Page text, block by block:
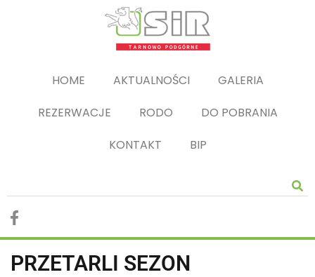
HOME AKTUALNOŚCI
GALERIA
REZERWACJE
RODO
DO POBRANIA
KONTAKT
BIP
PRZETARLI SEZON